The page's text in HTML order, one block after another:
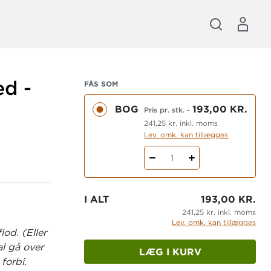
-
(Eller
gå over
FÅS SOM
BOG Pris pr. stk. -193,00 KR.
241,25 kr. inkl. moms
Lev. omk. kan tillægges
1
I ALT 193,00 KR.
241,25 kr. inkl. moms
Lev. omk. kan tillægges
LÆG I KURV